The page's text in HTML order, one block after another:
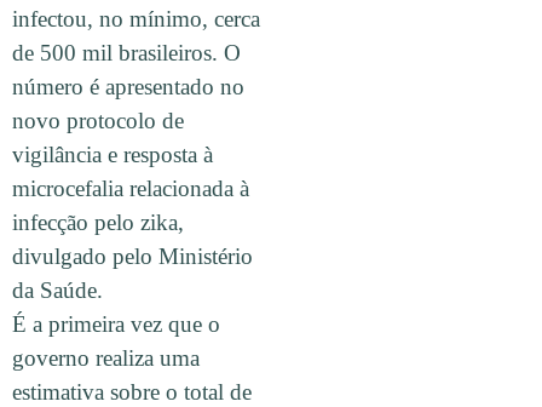
infectou, no mínimo, cerca
de 500 mil brasileiros. O
número é apresentado no
novo protocolo de
vigilância e resposta à
microcefalia relacionada à
infecção pelo zika,
divulgado pelo Ministério
da Saúde.
É a primeira vez que o
governo realiza uma
estimativa sobre o total de